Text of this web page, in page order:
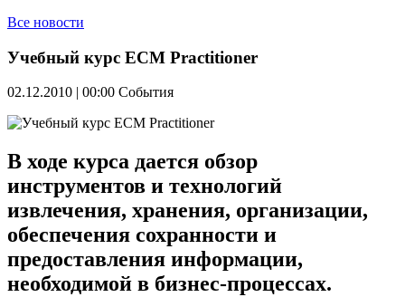
Все новости
Учебный курс ECM Practitioner
02.12.2010 | 00:00 События
В ходе курса дается обзор
инструментов и технологий
извлечения, хранения, организации,
обеспечения сохранности и
предоставления информации,
необходимой в бизнес-процессах.